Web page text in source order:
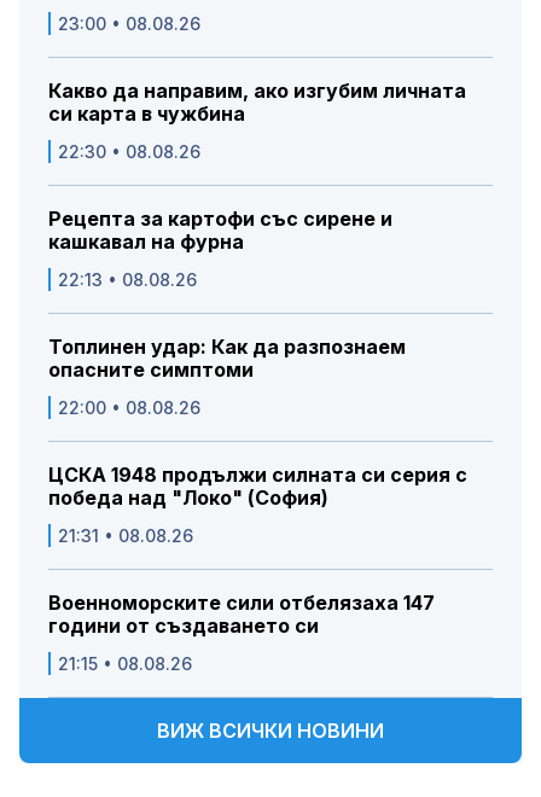
23:00 • 08.08.26
Какво да направим, ако изгубим личната
си карта в чужбина
22:30 • 08.08.26
Рецепта за картофи със сирене и
кашкавал на фурна
22:13 • 08.08.26
Топлинен удар: Как да разпознаем
опасните симптоми
22:00 • 08.08.26
ЦСКА 1948 продължи силната си серия с
победа над "Локо" (София)
21:31 • 08.08.26
Военноморските сили отбелязаха 147
години от създаването си
21:15 • 08.08.26
ВИЖ ВСИЧКИ НОВИНИ